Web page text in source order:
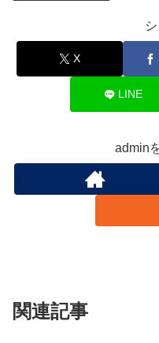
X
LINE
admin
関連記事